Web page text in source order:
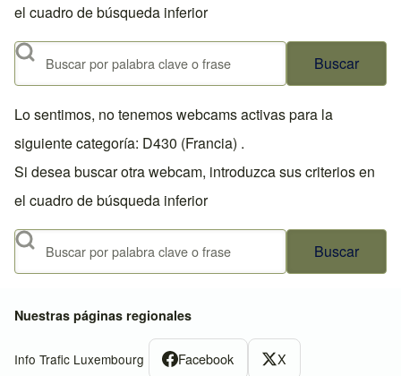
el cuadro de búsqueda inferior
Buscar
Lo sentimos, no tenemos webcams activas para la
siguiente categoría: D430 (Francia) .
Si desea buscar otra webcam, introduzca sus criterios en
el cuadro de búsqueda inferior
Buscar
Nuestras páginas regionales
Info Trafic Luxembourg Facebook X